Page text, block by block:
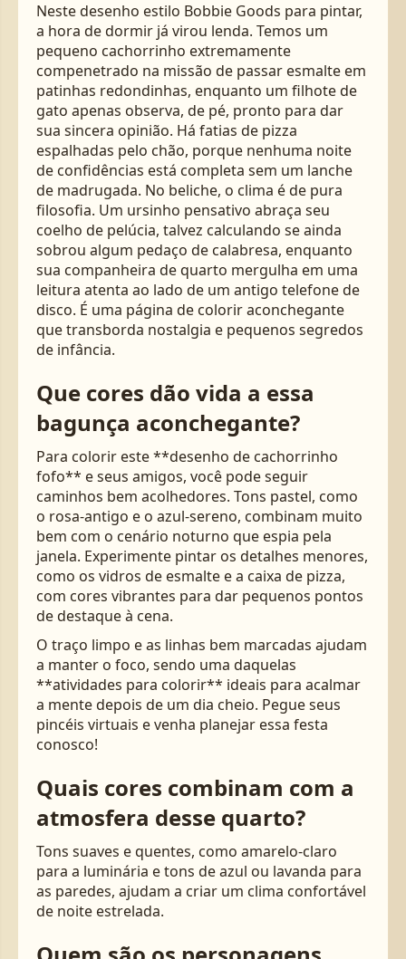
Neste desenho estilo Bobbie Goods para pintar,
a hora de dormir já virou lenda. Temos um
pequeno cachorrinho extremamente
compenetrado na missão de passar esmalte em
patinhas redondinhas, enquanto um filhote de
gato apenas observa, de pé, pronto para dar
sua sincera opinião. Há fatias de pizza
espalhadas pelo chão, porque nenhuma noite
de confidências está completa sem um lanche
de madrugada. No beliche, o clima é de pura
filosofia. Um ursinho pensativo abraça seu
coelho de pelúcia, talvez calculando se ainda
sobrou algum pedaço de calabresa, enquanto
sua companheira de quarto mergulha em uma
leitura atenta ao lado de um antigo telefone de
disco. É uma página de colorir aconchegante
que transborda nostalgia e pequenos segredos
de infância.
Que cores dão vida a essa
bagunça aconchegante?
Para colorir este **desenho de cachorrinho
fofo** e seus amigos, você pode seguir
caminhos bem acolhedores. Tons pastel, como
o rosa-antigo e o azul-sereno, combinam muito
bem com o cenário noturno que espia pela
janela. Experimente pintar os detalhes menores,
como os vidros de esmalte e a caixa de pizza,
com cores vibrantes para dar pequenos pontos
de destaque à cena.
O traço limpo e as linhas bem marcadas ajudam
a manter o foco, sendo uma daquelas
**atividades para colorir** ideais para acalmar
a mente depois de um dia cheio. Pegue seus
pincéis virtuais e venha planejar essa festa
conosco!
Quais cores combinam com a
atmosfera desse quarto?
Tons suaves e quentes, como amarelo-claro
para a luminária e tons de azul ou lavanda para
as paredes, ajudam a criar um clima confortável
de noite estrelada.